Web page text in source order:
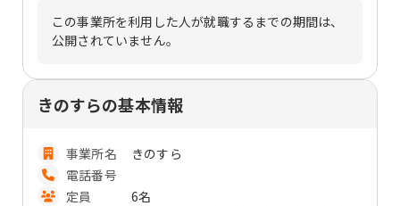
この事業所を利用した人が就職するまでの期間は、
公開されていません。
きのすらの基本情報
事業所名
きのすら
電話番号
定員
6名